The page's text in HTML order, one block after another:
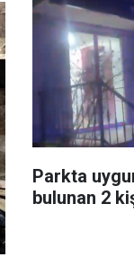
Parkta
bulunan 2